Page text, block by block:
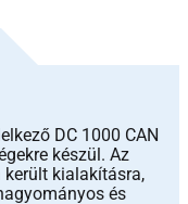
DC 1000 CAN
készül. Az
kialakításra,
és